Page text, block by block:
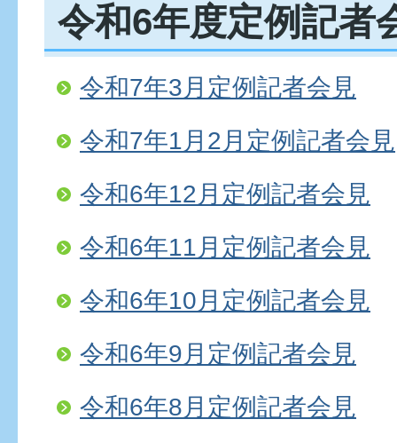
令和6年度定例記者
令和7年3月定例記者会見
令和7年1月2月定例記者会見
令和6年12月定例記者会見
令和6年11月定例記者会見
令和6年10月定例記者会見
令和6年9月定例記者会見
令和6年8月定例記者会見